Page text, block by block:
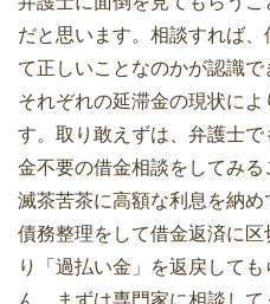
だと思います。相談すれば
て正しいことなのかが認識で
それぞれの延滞金の現状に
す。取り敢えずは、弁護士
金不要の借金相談をしてみる
滅茶苦茶に高額な利息を納め
債務整理をして借金返済に
り「過払い金」を返戻して